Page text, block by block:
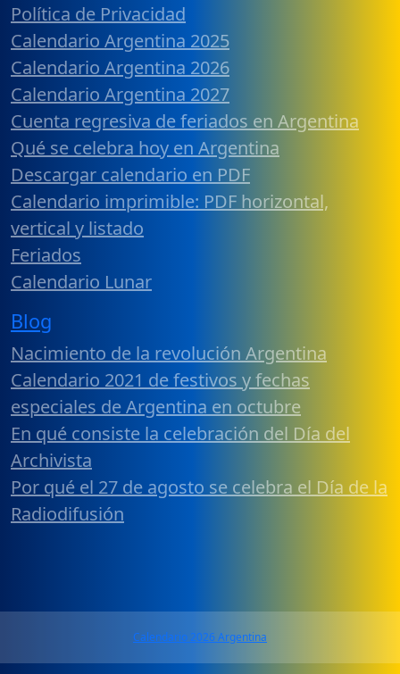
Política de Privacidad
Calendario Argentina 2025
Calendario Argentina 2026
Calendario Argentina 2027
Cuenta regresiva de feriados en Argentina
Qué se celebra hoy en Argentina
Descargar calendario en PDF
Calendario imprimible: PDF horizontal,
vertical y listado
Feriados
Calendario Lunar
Blog
Nacimiento de la revolución Argentina
Calendario 2021 de festivos y fechas
especiales de Argentina en octubre
En qué consiste la celebración del Día del
Archivista
Por qué el 27 de agosto se celebra el Día de la
Radiodifusión
Calendario 2026 Argentina